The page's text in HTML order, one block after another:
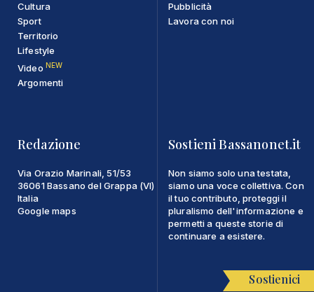
Cultura
Sport
Territorio
Lifestyle
Video NEW
Argomenti
Pubblicità
Lavora con noi
Redazione
Via Orazio Marinali, 51/53
36061 Bassano del Grappa (VI)
Italia
Google maps
Sostieni Bassanonet.it
Non siamo solo una testata,
siamo una voce collettiva. Con
il tuo contributo, proteggi il
pluralismo dell'informazione e
permetti a queste storie di
continuare a esistere.
Sostienici